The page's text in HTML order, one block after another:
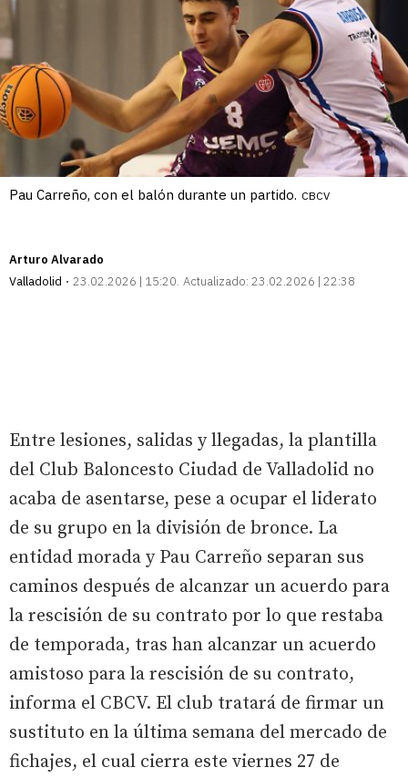
Pau Carreño, con el balón durante un partido. CBCV
Arturo Alvarado
Valladolid
23.02.2026 | 15:20 Actualizado: 23.02.2026 | 22:38
Entre lesiones, salidas y llegadas, la plantilla
del Club Baloncesto Ciudad de Valladolid no
acaba de asentarse, pese a ocupar el liderato
de su grupo en la división de bronce. La
entidad morada y Pau Carreño separan sus
caminos después de alcanzar un acuerdo para
la rescisión de su contrato por lo que restaba
de temporada, tras han alcanzar un acuerdo
amistoso para la rescisión de su contrato,
informa el CBCV. El club tratará de firmar un
sustituto en la última semana del mercado de
fichajes, el cual cierra este viernes 27 de